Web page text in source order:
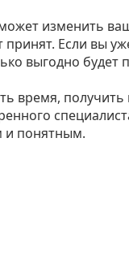
изменить
Если вы
выгодно
время,
и понятным.